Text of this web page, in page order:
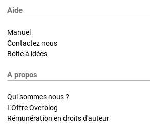
Aide
Manuel
Contactez nous
Boite à idées
A propos
Qui sommes nous ?
L'Offre Overblog
Rémunération en droits d'auteur